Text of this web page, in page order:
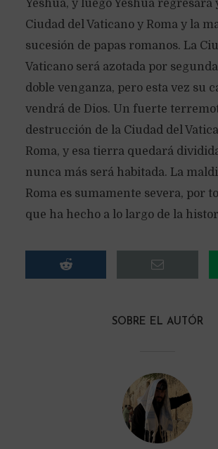
SOBRE EL AUTÓR